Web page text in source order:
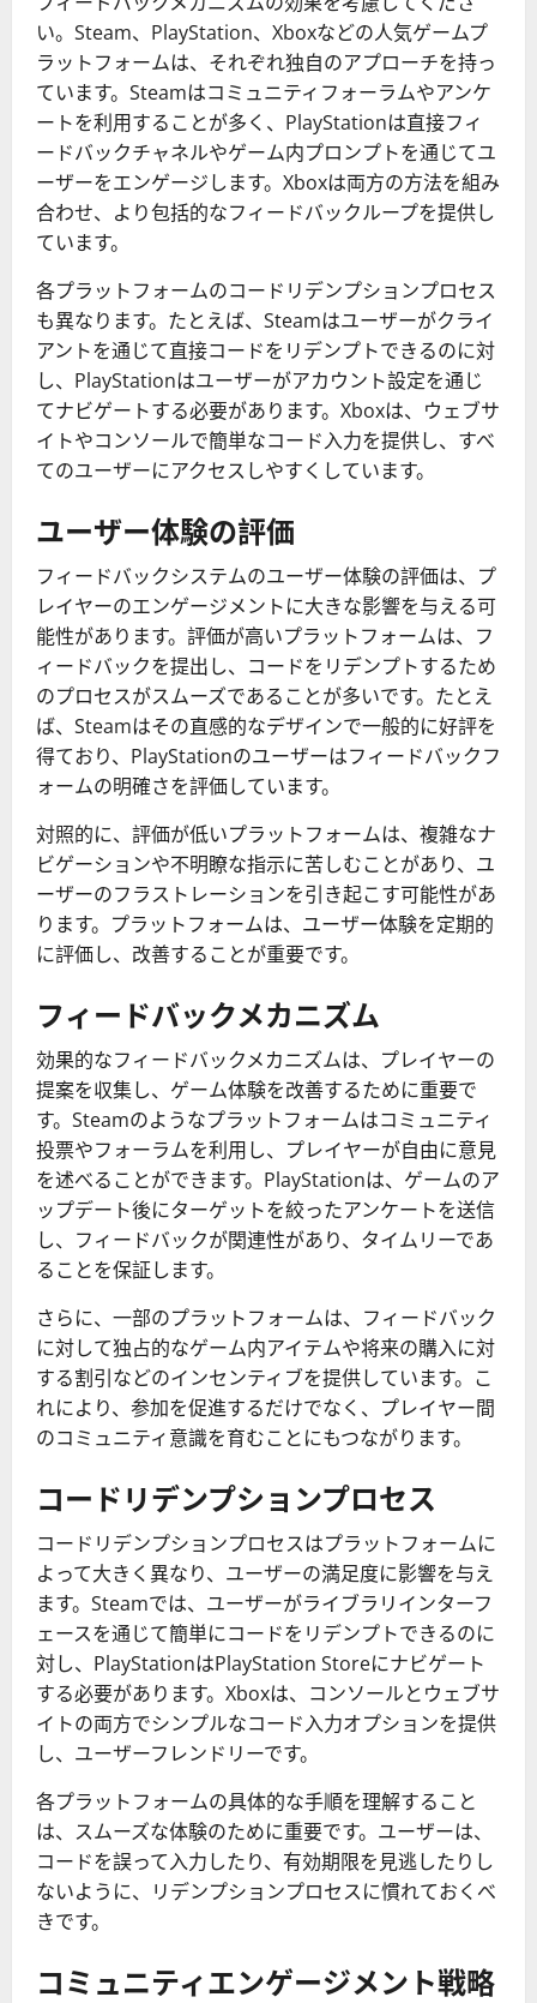
い。Steam、PlayStation、Xboxなどの人気ゲームプ
ラットフォームは、それぞれ独自のアプローチを持っ
ています。Steamはコミュニティフォーラムやアンケ
ートを利用することが多く、PlayStationは直接フィ
ードバックチャネルやゲーム内プロンプトを通じてユ
ーザーをエンゲージします。Xboxは両方の方法を組み
合わせ、より包括的なフィードバックループを提供し
ています。
各プラットフォームのコードリデンプションプロセス
も異なります。たとえば、Steamはユーザーがクライ
アントを通じて直接コードをリデンプトできるのに対
し、PlayStationはユーザーがアカウント設定を通じ
てナビゲートする必要があります。Xboxは、ウェブサ
イトやコンソールで簡単なコード入力を提供し、すべ
てのユーザーにアクセスしやすくしています。
ユーザー体験の評価
フィードバックシステムのユーザー体験の評価は、プ
レイヤーのエンゲージメントに大きな影響を与える可
能性があります。評価が高いプラットフォームは、フ
ィードバックを提出し、コードをリデンプトするため
のプロセスがスムーズであることが多いです。たとえ
ば、Steamはその直感的なデザインで一般的に好評を
得ており、PlayStationのユーザーはフィードバックフ
ォームの明確さを評価しています。
対照的に、評価が低いプラットフォームは、複雑なナ
ビゲーションや不明瞭な指示に苦しむことがあり、ユ
ーザーのフラストレーションを引き起こす可能性があ
ります。プラットフォームは、ユーザー体験を定期的
に評価し、改善することが重要です。
フィードバックメカニズム
効果的なフィードバックメカニズムは、プレイヤーの
提案を収集し、ゲーム体験を改善するために重要で
す。Steamのようなプラットフォームはコミュニティ
投票やフォーラムを利用し、プレイヤーが自由に意見
を述べることができます。PlayStationは、ゲームのア
ップデート後にターゲットを絞ったアンケートを送信
し、フィードバックが関連性があり、タイムリーであ
ることを保証します。
さらに、一部のプラットフォームは、フィードバック
に対して独占的なゲーム内アイテムや将来の購入に対
する割引などのインセンティブを提供しています。こ
れにより、参加を促進するだけでなく、プレイヤー間
のコミュニティ意識を育むことにもつながります。
コードリデンプションプロセス
コードリデンプションプロセスはプラットフォームに
よって大きく異なり、ユーザーの満足度に影響を与え
ます。Steamでは、ユーザーがライブラリインターフ
ェースを通じて簡単にコードをリデンプトできるのに
対し、PlayStationはPlayStation Storeにナビゲート
する必要があります。Xboxは、コンソールとウェブサ
イトの両方でシンプルなコード入力オプションを提供
し、ユーザーフレンドリーです。
各プラットフォームの具体的な手順を理解すること
は、スムーズな体験のために重要です。ユーザーは、
コードを誤って入力したり、有効期限を見逃したりし
ないように、リデンプションプロセスに慣れておくべ
きです。
コミュニティエンゲージメント戦略